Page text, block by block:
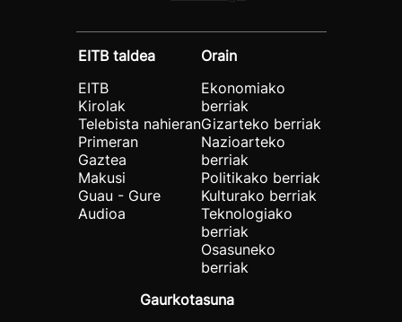
EITB taldea
EITB
Kirolak
Telebista nahieran
Primeran
Gaztea
Makusi
Guau - Gure
Audioa
Orain
Ekonomiako
berriak
Gizarteko berriak
Nazioarteko
berriak
Politikako berriak
Kulturako berriak
Teknologiako
berriak
Osasuneko
berriak
Gaurkotasuna